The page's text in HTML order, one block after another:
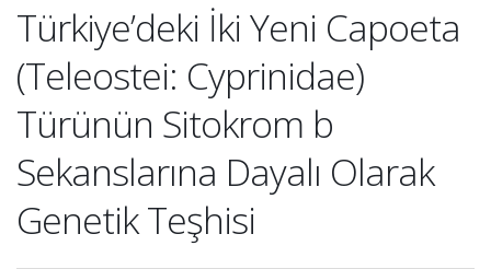
Türkiye’deki İki Yeni Capoeta
(Teleostei: Cyprinidae)
Türünün Sitokrom b
Sekanslarına Dayalı Olarak
Genetik Teşhisi